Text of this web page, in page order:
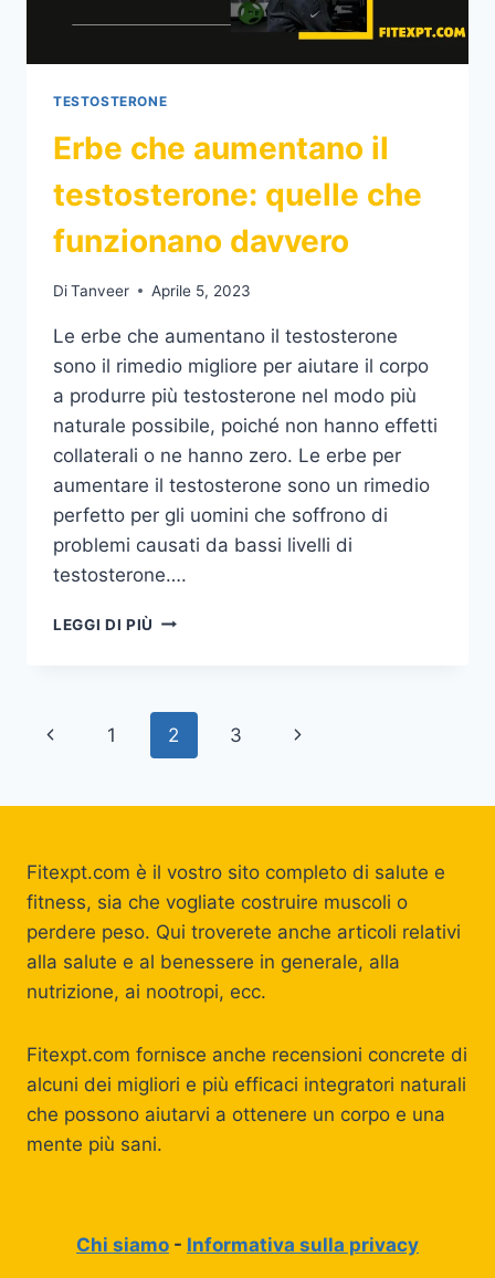
TESTOSTERONE
Erbe che aumentano il
testosterone: quelle che
funzionano davvero
DiTanveer Aprile 5, 2023
Le erbe che aumentano il testosterone
sono il rimedio migliore per aiutare il corpo
a produrre più testosterone nel modo più
naturale possibile, poiché non hanno effetti
collaterali o ne hanno zero. Le erbe per
aumentare il testosterone sono un rimedio
perfetto per gli uomini che soffrono di
problemi causati da bassi livelli di
testosterone….
LEGGI DI PIÙ ERBE
TESTOSTERONE:
QUELLE
CHE
DAVVERO
Navigazione
Pagina
1 2 3
Pagina
Fitexpt.com è il vostro sito completo di salute e
fitness, sia che vogliate costruire muscoli o
perdere peso. Qui troverete anche articoli relativi
alla salute e al benessere in generale, alla
nutrizione, ai nootropi, ecc.
Fitexpt.com fornisce anche recensioni concrete di
alcuni dei migliori e più efficaci integratori naturali
che possono aiutarvi a ottenere un corpo e una
mente più sani.
Chi siamo - Informativa sulla privacy